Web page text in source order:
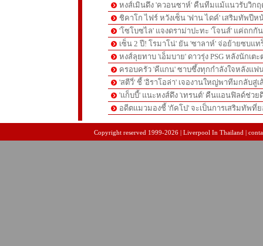
หงส์เมินดึง 'ควอนซาห์' คืนทีมแม้แนวรับวิก
ชิคาโก ไฟร์ หวังเซ็น 'ฟาน ไดค์' เสริมทัพปีห
'โซโบซไล' แจงดราม่าปะทะ 'โจนส์' แค่ถกกั
เซ็น 2 ปี! โรมาโน่' ยัน 'ซาลาห์' จ่อย้ายซบแ
หงส์ลุยทาบ 'เอ็มบาย' ดาวรุ่ง PSG หลังนักเต
ครอบครัว 'คีแกน' ซาบซึ้งทุกกำลังใจหลังแฟ
'สตีวี่' ชี้ 'อิราโอล่า' เจองานใหญ่พาทีมกลับสู่
'แก็บบี้' แนะหงส์ดึง 'เทรนต์' คืนแอนฟิลด์ช่วย
อดีตแมวมองชี้ 'กัคโป' จะเป็นการเสริมทัพที่
Copyright reserved 1999-2026 | Liverpool In Thailand |